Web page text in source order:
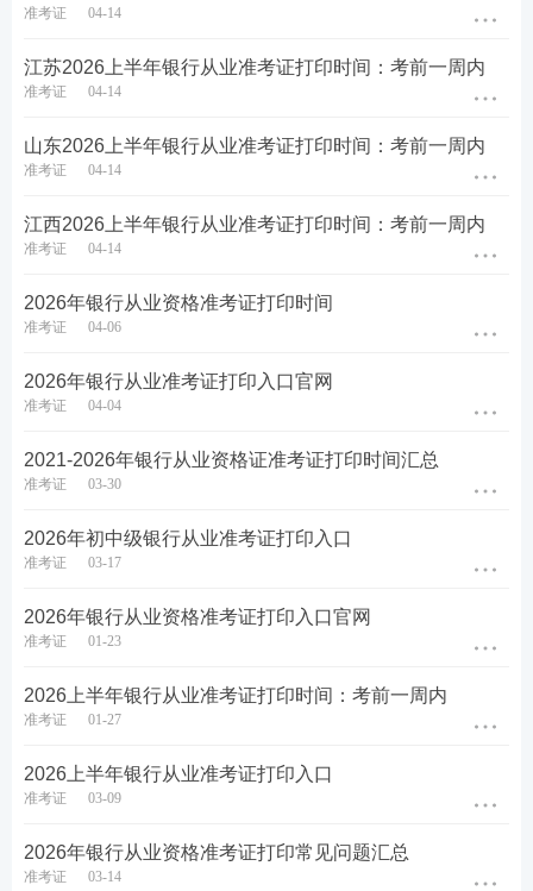
准备好考试所需资料。
2、2026上半年银行从业准考证打印是什么样子？
主要包含以下内容：考生姓名、性别、证件号
码、准考证号、科目名称、考点名称、考场名
称、开考时间、结束时间以及考场地址等。请在
打印准考证时，仔细核对这些内容，如发现信息
3、2026上半年银行从业准考证打印需要彩印吗？
不需要，用A4纸黑白打印即可。
有的。银行从业考试在全国有234个城市考点，已
置，是不会另外公布的，均以准考证上的信息为
准考证 04-14
江苏2026上半年银行从业准考证打印时间：考前一周内
准考证 04-14
山东2026上半年银行从业准考证打印时间：考前一周内
准考证 04-14
江西2026上半年银行从业准考证打印时间：考前一周内
准考证 04-14
2026年银行从业资格准考证打印时间
准考证 04-06
2026年银行从业准考证打印入口官网
准考证 04-04
2021-2026年银行从业资格证准考证打印时间汇总
准考证 03-30
2026年初中级银行从业准考证打印入口
准考证 03-17
2026年银行从业资格准考证打印入口官网
准考证 01-23
2026上半年银行从业准考证打印时间：考前一周内
准考证 01-27
2026上半年银行从业准考证打印入口
准考证 03-09
2026年银行从业资格准考证打印常见问题汇总
准考证 03-14